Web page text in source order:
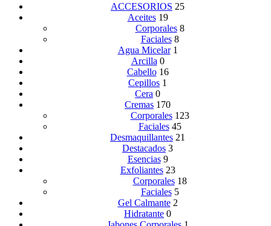
ACCESORIOS 25
Aceites 19
Corporales 8
Faciales 8
Agua Micelar 1
Arcilla 0
Cabello 16
Cepillos 1
Cera 0
Cremas 170
Corporales 123
Faciales 45
Desmaquillantes 21
Destacados 3
Esencias 9
Exfoliantes 23
Corporales 18
Faciales 5
Gel Calmante 2
Hidratante 0